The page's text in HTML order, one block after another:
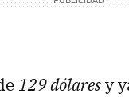
129 dólaresy